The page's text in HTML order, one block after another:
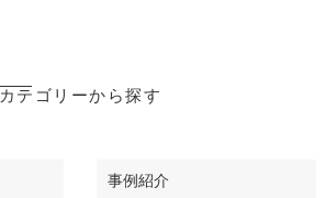
カテゴリーから探す
事例紹介